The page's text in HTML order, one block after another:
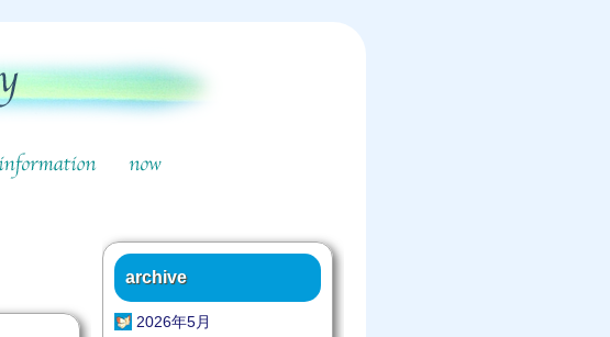
archive
2026年5月